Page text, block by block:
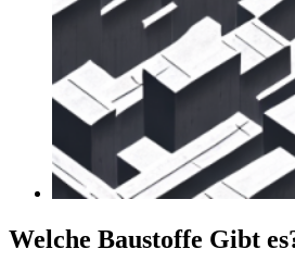
Welche Baustoffe Gibt